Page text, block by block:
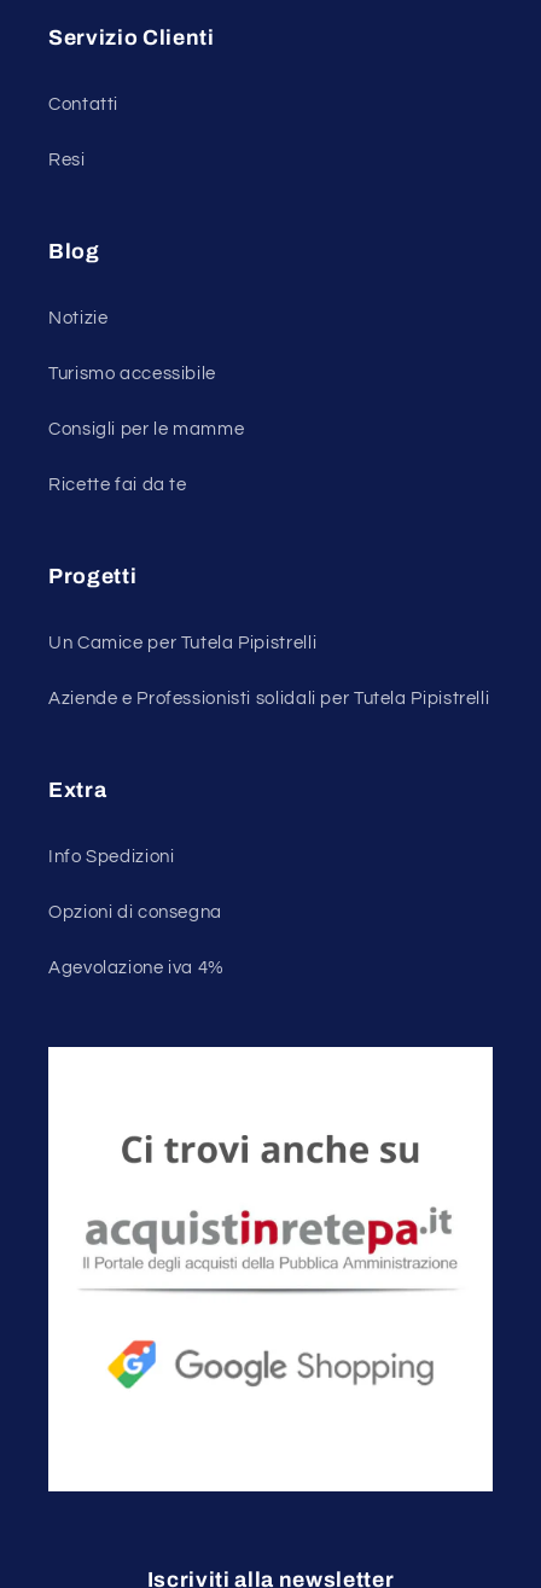
Servizio Clienti
Contatti
Resi
Blog
Notizie
Turismo accessibile
Consigli per le mamme
Ricette fai da te
Progetti
Un Camice per Tutela Pipistrelli
Aziende e Professionisti solidali per Tutela Pipistrelli
Extra
Info Spedizioni
Opzioni di consegna
Agevolazione iva 4%
Iscriviti alla newsletter